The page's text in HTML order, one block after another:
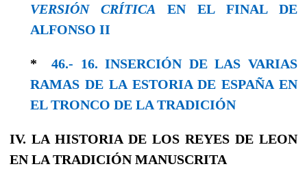
VERSIÓN CRÍTICA EN EL FINAL DE
ALFONSO II
*46.- 16. INSERCIÓN DE LAS VARIAS
RAMAS DE LA ESTORIA DE ESPAÑA EN
EL TRONCO DE LA TRADICIÓN
IV. LA HISTORIA DE LOS REYES DE LEON
EN LA TRADICIÓN MANUSCRITA